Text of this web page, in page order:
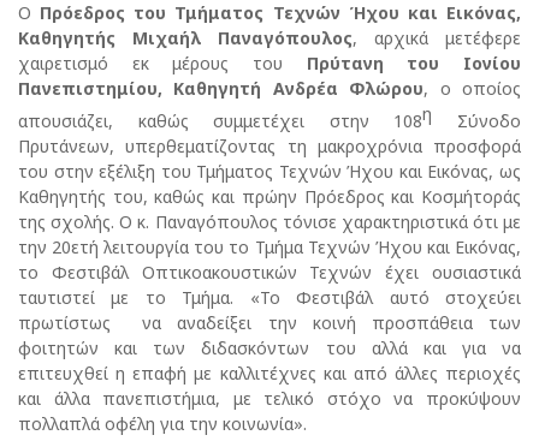
Ο Πρόεδρος του Τμήματος Τεχνών Ήχου και Εικόνας,
Καθηγητής Μιχαήλ Παναγόπουλος, αρχικά μετέφερε
χαιρετισμό εκ μέρους του Πρύτανη του Ιονίου
Πανεπιστημίου, Καθηγητή Ανδρέα Φλώρου, ο οποίος
απουσιάζει, καθώς συμμετέχει στην 108η Σύνοδο
Πρυτάνεων, υπερθεματίζοντας τη μακροχρόνια προσφορά
του στην εξέλιξη του Τμήματος Τεχνών Ήχου και Εικόνας, ως
Καθηγητής του, καθώς και πρώην Πρόεδρος και Κοσμήτοράς
της σχολής. Ο κ. Παναγόπουλος τόνισε χαρακτηριστικά ότι με
την 20ετή λειτουργία του το Τμήμα Τεχνών Ήχου και Εικόνας,
το Φεστιβάλ Οπτικοακουστικών Τεχνών έχει ουσιαστικά
ταυτιστεί με το Τμήμα. «Το Φεστιβάλ αυτό στοχεύει
πρωτίστως να αναδείξει την κοινή προσπάθεια των
φοιτητών και των διδασκόντων του αλλά και για να
επιτευχθεί η επαφή με καλλιτέχνες και από άλλες περιοχές
και άλλα πανεπιστήμια, με τελικό στόχο να προκύψουν
πολλαπλά οφέλη για την κοινωνία».